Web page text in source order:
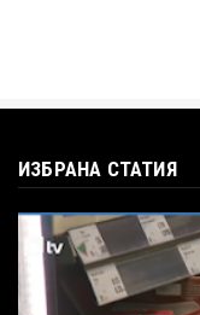
ИЗБРАНА СТАТИЯ